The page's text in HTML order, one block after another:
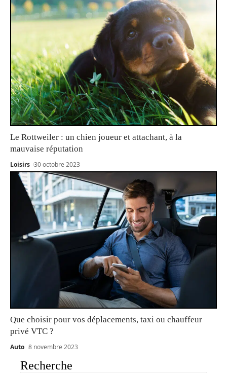
Le Rottweiler : un chien joueur et attachant, à la
mauvaise réputation
Loisirs 30 octobre 2023
Que choisir pour vos déplacements, taxi ou chauffeur
privé VTC ?
Auto 8 novembre 2023
Recherche